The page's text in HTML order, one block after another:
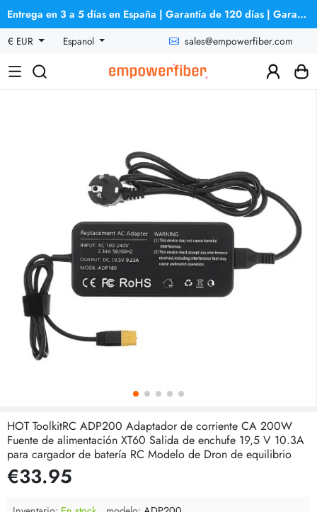
Entrega en 3 a 5 días en España | Garantía de 120 días | Garantía de reembolso
€ EUR
Espanol sales@empowerfiber.com
HOT ToolkitRC ADP200 Adaptador de corriente CA 200W
Fuente de alimentación XT60 Salida de enchufe 19,5 V 10.3A
para cargador de batería RC Modelo de Dron de equilibrio
€33.95